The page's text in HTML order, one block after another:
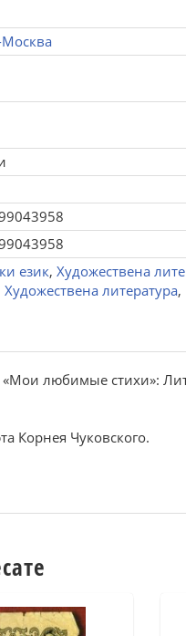
език, Художествена
Художествена литература,
любимые стихи»:
Корнея Чуковского.